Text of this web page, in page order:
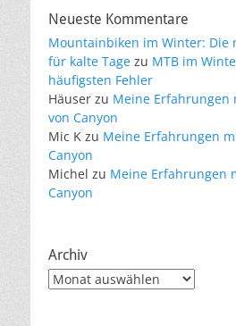
Neueste Kommentare
Mountainbiken im Winter: Die
für kalte Tage zu MTB im
häufigsten Fehler
Häuser zu Meine Erfahrungen
von Canyon
Mic K zu Meine Erfahrungen
Canyon
Michel zu Meine Erfahrungen
Canyon
Archiv
Archiv